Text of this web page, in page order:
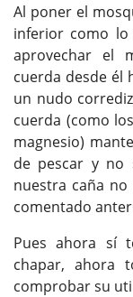
Al poner el
inferior como lo
aprovechar el
cuerda desde él
un nudo
cuerda (como
magnesio)
de pescar y no
nuestra caña
comentado
Pues ahora sí
chapar, ahora
comprobar su